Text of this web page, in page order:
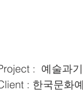
:  예술과
: 한국문화